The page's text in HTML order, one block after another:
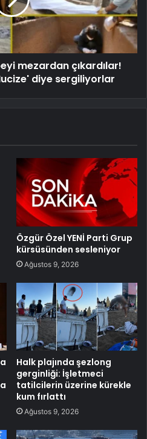
mezardan çıkardılar!
diye sergiliyorlar
Özgür Özel YENİ Parti Grup
kürsüsünden sesleniyor
Ağustos 9, 2026
Halk plajında şezlong
gerginliği: İşletmeci
tatilcilerin üzerine kürekle
kum fırlattı
Ağustos 9, 2026